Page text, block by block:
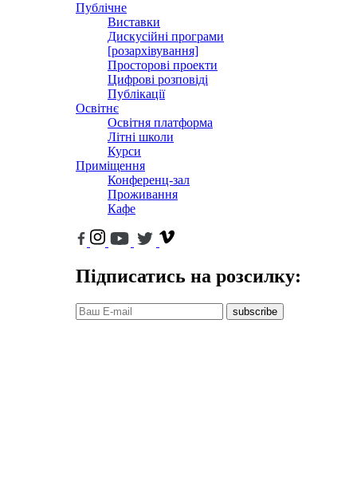
Публічне
Виставки
Дискусійні програми
[розархівування]
Просторові проекти
Цифрові розповіді
Публікації
Освітнє
Освітня платформа
Літні школи
Курси
Приміщення
Конференц-зал
Проживання
Кафе
Підписатись на розсилку:
subscribe